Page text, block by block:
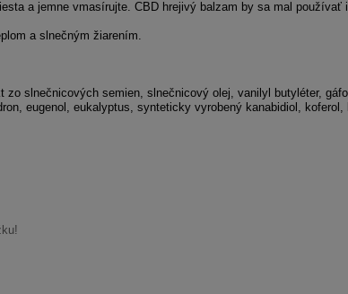
a jemne vmasírujte. CBD hrejivý balzam by sa mal používať
a slnečným žiarením.
slnečnicových semien, slnečnicový olej, vanilyl butyléter,
eugenol, eukalyptus, synteticky vyrobený kanabidiol, koferol,